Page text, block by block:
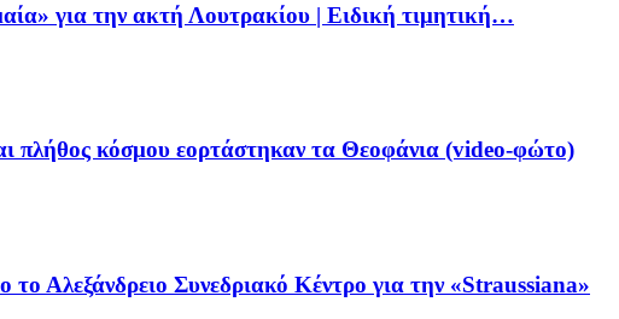
για την ακτή Λουτρακίου | Ειδική τιμητική…
πλήθος κόσμου εορτάστηκαν τα Θεοφάνια (video-φώτο)
Αλεξάνδρειο Συνεδριακό Κέντρο για την «Straussiana»